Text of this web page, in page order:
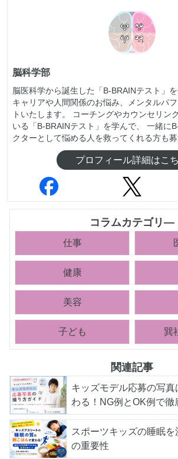
脳科学部
脳医科学から誕生した「B-BRAINテスト」
キャリアや人間関係のお悩み、メンタルパ
トいたします。 コーチングやカウンセリン
いる「B-BRAINテスト」を学んで、 一緒に
クターとして悩める人を救ってくれる方も募
プロフィール詳細はこ
コラムカテゴリ―
仕事
健康
美容
子ども 巽
関連記事
キッズモデル応募の写
わる！NG例とOK例で徹
スポーツキッズの睡眠
の重要性